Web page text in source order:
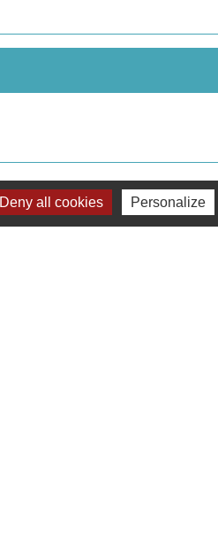
Signaler une erreur sur
Deny all cookies Personalize